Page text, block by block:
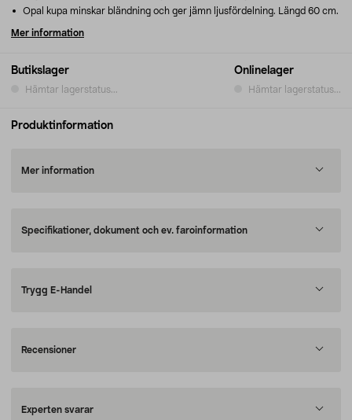
Butikslager
Hämtar lagerstatus...
Onlinelager
Hämtar lagerstatus...
Opal kupa minskar bländning och ger jämn ljusfördelning. Längd 60 cm.
Mer information
Produktinformation
Mer information
Specifikationer, dokument och ev. faroinformation
Trygg E-Handel
Recensioner
Experten svarar